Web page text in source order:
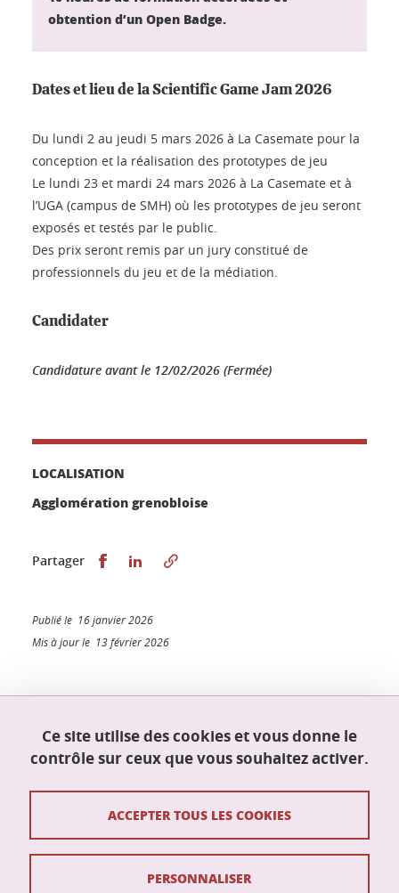
Ce site utilise des cookies et vous donne le
contrôle sur ceux que vous souhaitez activer.
ACCEPTER TOUS LES COOKIES
PERSONNALISER
obtention d’un Open Badge.
Dates et lieu de la Scientific Game Jam 2026
Du lundi 2 au jeudi 5 mars 2026 à La Casemate pour la
conception et la réalisation des prototypes de jeu
Le lundi 23 et mardi 24 mars 2026 à La Casemate et à
l’UGA (campus de SMH) où les prototypes de jeu seront
exposés et testés par le public.
Des prix seront remis par un jury constitué de
professionnels du jeu et de la médiation.
Candidater
Candidature avant le 12/02/2026 (Fermée)
LOCALISATION
Agglomération grenobloise
Partager Partager sur Facebook
Partager sur LinkedIn
Publié le 16 janvier 2026
Mis à jour le 13 février 2026
École doctorale Mathématiques, sciences et
technologies de l'information, informatique
(MSTII)
38400 Saint-Martin-d'Hères
France